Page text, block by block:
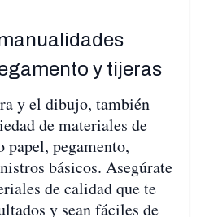
y tijeras
y el dibujo, también
de materiales de
papel, pegamento,
básicos. Asegúrate
de calidad que te
y sean fáciles de